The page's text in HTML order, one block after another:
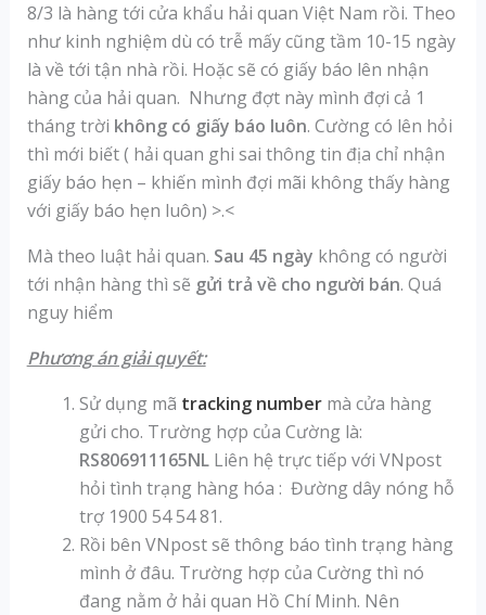
8/3 là hàng tới cửa khẩu hải quan Việt Nam rồi. Theo
như kinh nghiệm dù có trễ mấy cũng tầm 10-15 ngày
là về tới tận nhà rồi. Hoặc sẽ có giấy báo lên nhận
hàng của hải quan. Nhưng đợt này mình đợi cả 1
tháng trời không có giấy báo luôn. Cường có lên hỏi
thì mới biết ( hải quan ghi sai thông tin địa chỉ nhận
giấy báo hẹn – khiến mình đợi mãi không thấy hàng
với giấy báo hẹn luôn) >.<
Mà theo luật hải quan. Sau 45 ngày không có người
tới nhận hàng thì sẽ gửi trả về cho người bán. Quá
nguy hiểm
Phương án giải quyết:
Sử dụng mã tracking numbermà cửa hàng
gửi cho. Trường hợp của Cường là:
RS806911165NLLiên hệ trực tiếp với VNpost
hỏi tình trạng hàng hóa : Đường dây nóng hỗ
trợ 1900 54 54 81.
Rồi bên VNpost sẽ thông báo tình trạng hàng
mình ở đâu. Trường hợp của Cường thì nó
đang nằm ở hải quan Hồ Chí Minh. Nên